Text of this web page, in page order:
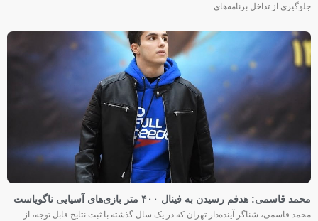
جلوگیری از تداخل برنامه‌های
محمد قاسمی: هدفم رسیدن به فینال ۴۰۰ متر بازی‌های آسیایی ناگویاست
محمد قاسمی، شناگر آینده‌دار تهران که در یک سال گذشته با ثبت نتایج قابل توجه، از